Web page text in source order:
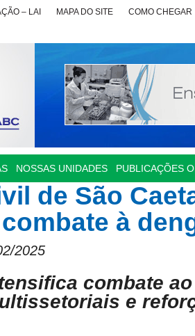
– LAI MAPA DO SITE COMO CHEGAR
NOSSAS UNIDADES PUBLICAÇÕES
de São
à
2025
combate
e